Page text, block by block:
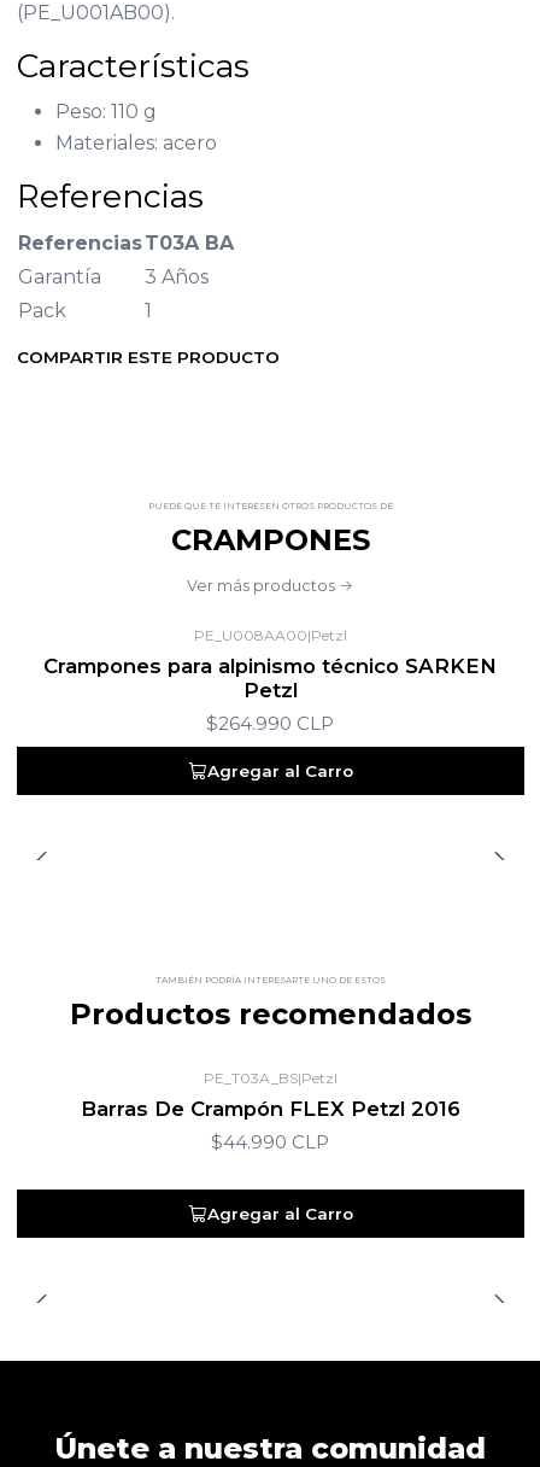
(PE_U001AB00).
Características
Peso: 110 g
Materiales: acero
Referencias
ReferenciasT03A BA
Garantía
3 Años
Pack
1
COMPARTIR ESTE PRODUCTO
PUEDE QUE TE INTERESEN OTROS PRODUCTOS DE
CRAMPONES
Ver más productos
PE_U008AA00|Petzl
Crampones para alpinismo técnico SARKEN
Petzl
$264.990 CLP
Agregar al Carro
TAMBIÉN PODRÍA INTERESARTE UNO DE ESTOS
Productos recomendados
PE_T03A_BS|Petzl
Barras De Crampón FLEX Petzl 2016
$44.990 CLP
Agregar al Carro
Únete a nuestra comunidad